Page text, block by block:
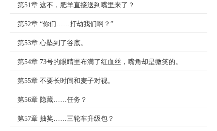
第51章 这不，肥羊直接送到嘴里来了？
第52章 “你们……打劫我们啊？”
第53章 心坠到了谷底。
第54章 73号的眼睛里布满了红血丝，嘴角却是微笑的。
第55章 不要长时间和麦子对视。
第56章 隐藏……任务？
第57章 抽奖……三轮车升级包？